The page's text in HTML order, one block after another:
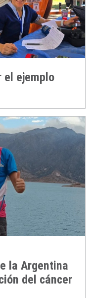
el ejemplo
la Argentina
del cáncer